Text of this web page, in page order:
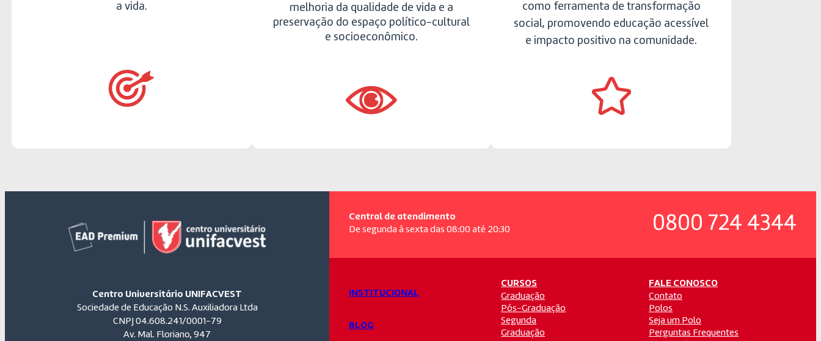
a vida.
melhoria da qualidade de vida e a
preservação do espaço político-cultural
e socioeconômico.
como ferramenta de transformação
social, promovendo educação acessível
e impacto positivo na comunidade.
Centro Universitário UNIFACVEST
Sociedade de Educação N.S. Auxiliadora Ltda
CNPJ 04.608.241/0001-79
Av. Mal. Floriano, 947
Central de atendimento
De segunda à sexta das 08:00 até 20:30
0800 724 4344
INSTITUCIONAL
BLOG
CURSOS
Graduação
Pós-Graduação
Segunda
Graduação
FALE CONOSCO
Contato
Polos
Seja um Polo
Perguntas Frequentes